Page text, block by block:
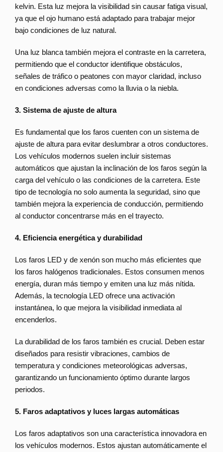
kelvin. Esta luz mejora la visibilidad sin causar fatiga visual,
ya que el ojo humano está adaptado para trabajar mejor
bajo condiciones de luz natural.
Una luz blanca también mejora el contraste en la carretera,
permitiendo que el conductor identifique obstáculos,
señales de tráfico o peatones con mayor claridad, incluso
en condiciones adversas como la lluvia o la niebla.
3. Sistema de ajuste de altura
Es fundamental que los faros cuenten con un sistema de
ajuste de altura para evitar deslumbrar a otros conductores.
Los vehículos modernos suelen incluir sistemas
automáticos que ajustan la inclinación de los faros según la
carga del vehículo o las condiciones de la carretera. Este
tipo de tecnología no solo aumenta la seguridad, sino que
también mejora la experiencia de conducción, permitiendo
al conductor concentrarse más en el trayecto.
4. Eficiencia energética y durabilidad
Los faros LED y de xenón son mucho más eficientes que
los faros halógenos tradicionales. Estos consumen menos
energía, duran más tiempo y emiten una luz más nítida.
Además, la tecnología LED ofrece una activación
instantánea, lo que mejora la visibilidad inmediata al
encenderlos.
La durabilidad de los faros también es crucial. Deben estar
diseñados para resistir vibraciones, cambios de
temperatura y condiciones meteorológicas adversas,
garantizando un funcionamiento óptimo durante largos
periodos.
5. Faros adaptativos y luces largas automáticas
Los faros adaptativos son una característica innovadora en
los vehículos modernos. Estos ajustan automáticamente el